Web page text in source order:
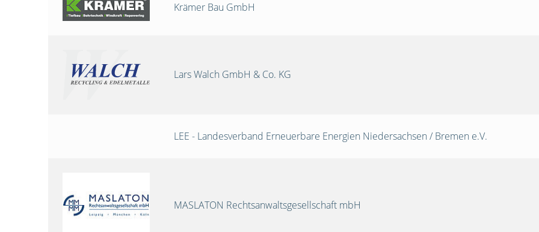
Krämer Bau GmbH
Lars Walch GmbH & Co. KG
LEE - Landesverband Erneuerbare Energien Niedersachsen / Bremen e.V.
MASLATON Rechtsanwaltsgesellschaft mbH